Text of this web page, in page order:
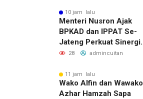
10 jam lalu
Menteri Nusron Ajak
BPKAD dan IPPAT Se-
Jateng Perkuat Sinergi
Wujudkan Transformasi
28 admincuitan
11 jam lalu
Wako Alfin dan Wawako
Azhar Hamzah Sapa